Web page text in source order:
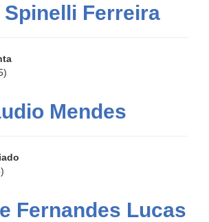
Ferreira
Mendes
Fernandes Lucas